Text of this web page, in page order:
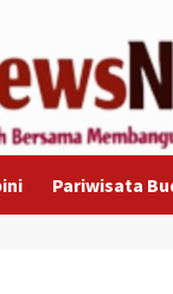
Pariwisata